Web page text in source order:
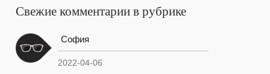
Свежие комментарии в рубрике
София
2022-04-06